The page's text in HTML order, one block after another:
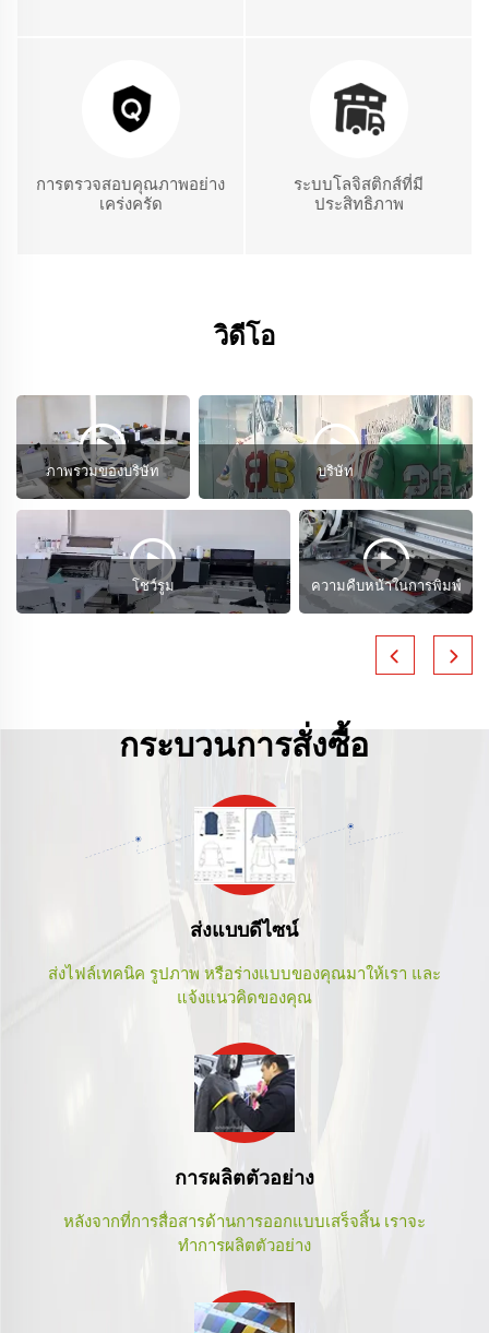
การตรวจสอบคุณภาพอย่าง
เคร่งครัด
ระบบโลจิสติกส์ที่มี
ประสิทธิภาพ
วิดีโอ
ภาพรวมของบริษัท บริษัท
โชว์รูม ความคืบหน้าในการพิมพ์
กระบวนการสั่งซื้อ
ส่งแบบดีไซน์
ส่งไฟล์เทคนิค รูปภาพ หรือร่างแบบของคุณมาให้เรา และ
แจ้งแนวคิดของคุณ
การผลิตตัวอย่าง
หลังจากที่การสื่อสารด้านการออกแบบเสร็จสิ้น เราจะ
ทำการผลิตตัวอย่าง